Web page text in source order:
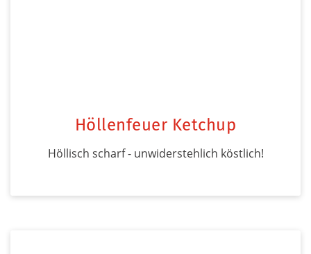
Höllenfeuer Ketchup
Höllisch scharf - unwiderstehlich köstlich!